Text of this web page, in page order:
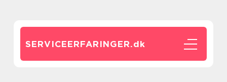
SERVICEERFARINGER.dk